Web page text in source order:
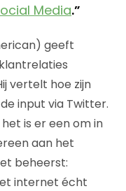
Media.”
geeft
vertelt hoe zijn
input via Twitter.
is er een om in
aan het
beheerst:
internet écht